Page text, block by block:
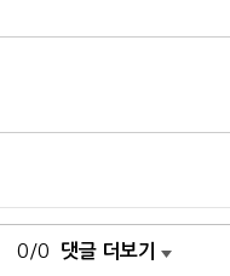
0/0 댓글 더보기